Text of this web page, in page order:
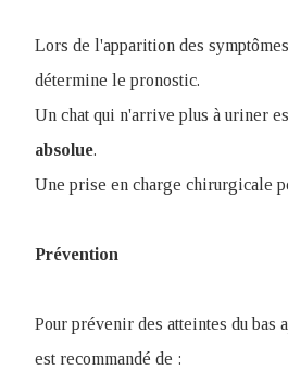
Lors de l'apparition des
détermine le pronostic.
Un chat qui n'arrive plus à uriner
absolue.
Une prise en charge chirurgicale
Prévention
Pour prévenir des atteintes du bas
est recommandé de :